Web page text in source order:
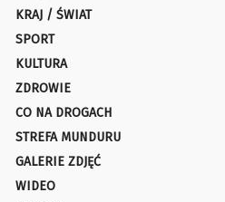
KRAJ / ŚWIAT
SPORT
KULTURA
ZDROWIE
CO NA DROGACH
STREFA MUNDURU
GALERIE ZDJĘĆ
WIDEO